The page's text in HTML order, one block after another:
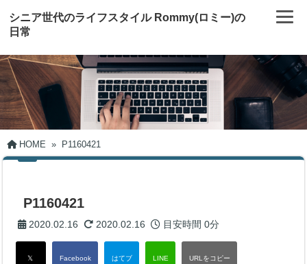
シニア世代のライフスタイル Rommy(ロミー)の
日常
HOME » P1160421
P1160421
2020.02.16 2020.02.16 目安時間0分